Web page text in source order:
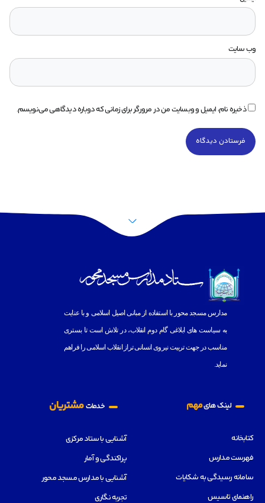
وب‌ سایت
ذخیره نام، ایمیل و وبسایت من در مرورگر برای زمانی که دوباره دیدگاهی می‌نویسم.
مدارس مسجد محور با استفاده از مبانى اصيل اسلامى و با عنايت
بهسياست هاى ابلاغى گام دوم انقلاب، در تلاش است تا بسترى
مناسب در جهت تربيت نيروى انسانى تراز انقلاب اسلامى را فراهم
نمايد.
لینک هایمهم
کتابخانه
فهرست مدارس
سامانه رسیدگی به شکایات
راهنمای تاسیس
خدماتمشتریان
آشنایی با ستاد مرکزی
پراکندگی و آمار
آشنایی با مدارس مسجد محور
تجربه نگاری